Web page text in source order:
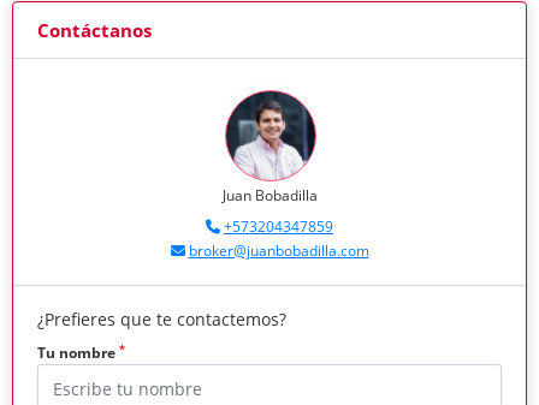
Contáctanos
Juan Bobadilla
+573204347859
broker@juanbobadilla.com
¿Prefieres que te contactemos?
Tu nombre *